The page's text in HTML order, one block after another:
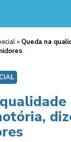
» Queda na